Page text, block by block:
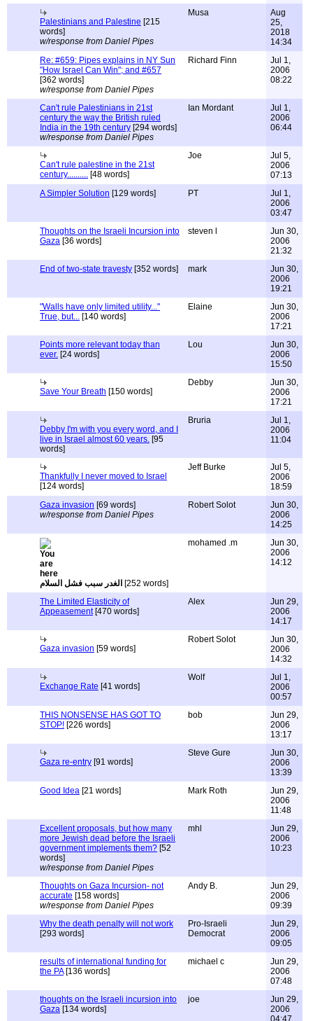
Palestinians and Palestine [215
words]
w/response from Daniel Pipes
Musa
Aug
25,
2018
14:34
Re: #659: Pipes explains in NY Sun
"How Israel Can Win"; and #657
[362 words]
w/response from Daniel Pipes
Richard Finn
Jul 1,
2006
08:22
Can't rule Palestinians in 21st
century the way the British ruled
India in the 19th century [294 words]
w/response from Daniel Pipes
Ian Mordant
Jul 1,
2006
06:44
Can't rule palestine in the 21st
century.......... [48 words]
Joe
Jul 5,
2006
07:13
A Simpler Solution [129 words] PT
Jul 1,
2006
03:47
Thoughts on the Israeli Incursion into
Gaza [36 words]
steven l
Jun 30,
2006
21:32
End of two-state travesty [352 words] mark
Jun 30,
2006
19:21
"Walls have only limited utility..."
True, but... [140 words]
Elaine
Jun 30,
2006
17:21
Points more relevant today than
ever. [24 words]
Lou
Jun 30,
2006
15:50
Save Your Breath [150 words]
Debby
Jun 30,
2006
17:21
Debby I'm with you every word, and I
live in Israel almost 60 years. [95
words]
Bruria
Jul 1,
2006
11:04
Thankfully I never moved to Israel
[124 words]
Jeff Burke
Jul 5,
2006
18:59
Gaza invasion [69 words]
w/response from Daniel Pipes
Robert Solot
Jun 30,
2006
14:25
الغدر سبب فشل السلام [252 words]
mohamed .m
Jun 30,
2006
14:12
The Limited Elasticity of
Appeasement[470 words]
Alex
Jun 29,
2006
14:17
Gaza invasion [59 words]
Robert Solot
Jun 30,
2006
14:32
Exchange Rate [41 words]
Wolf
Jul 1,
2006
00:57
THIS NONSENSE HAS GOT TO
STOP! [226 words]
bob
Jun 29,
2006
13:17
Gaza re-entry [91 words]
Steve Gure
Jun 30,
2006
13:39
Good Idea [21 words] Mark Roth
Jun 29,
2006
11:48
Excellent proposals, but how many
more Jewish dead before the Israeli
government implements them? [52
words]
w/response from Daniel Pipes
mhl
Jun 29,
2006
10:23
Thoughts on Gaza Incursion- not
accurate [158 words]
w/response from Daniel Pipes
Andy B.
Jun 29,
2006
09:39
Why the death penalty will not work
[293 words]
Pro-Israeli
Democrat
Jun 29,
2006
09:05
results of international funding for
the PA[136 words]
michael c
Jun 29,
2006
07:48
thoughts on the Israeli incursion into
Gaza [134 words]
joe
Jun 29,
2006
04:47